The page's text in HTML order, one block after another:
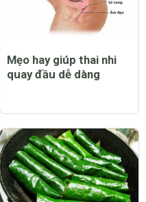
Mẹo hay giúp thai nhi
quay đầu dễ dàng